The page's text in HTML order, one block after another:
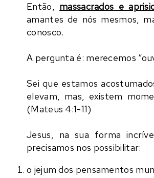
Então, massacrados e
amantes de nós mesmos,
conosco.
A pergunta é: merecemos
Sei que estamos
elevam, mas, existem
(Mateus 4:1-11)
Jesus, na sua forma
precisamos nos possibilitar:
o jejum dos pensamentos